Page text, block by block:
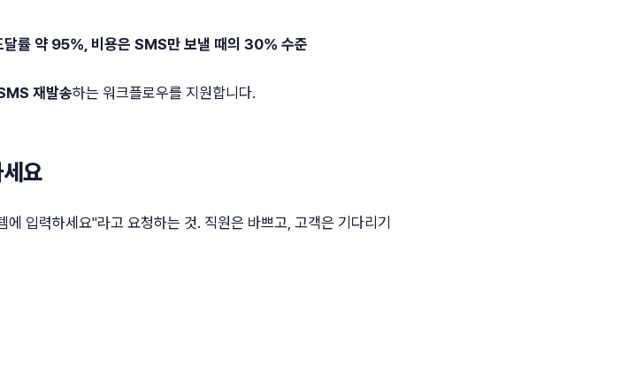
률 약 95%, 비용은 SMS만 보낼 때의 30% 수준
재발송하는 워크플로우를 지원합니다.
요
입력하세요"라고 요청하는 것. 직원은 바쁘고, 고객은 기다리기